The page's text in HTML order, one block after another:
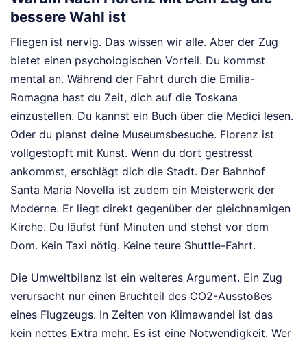
bessere Wahl ist
Fliegen ist nervig. Das wissen wir alle. Aber der Zug
bietet einen psychologischen Vorteil. Du kommst
mental an. Während der Fahrt durch die Emilia-
Romagna hast du Zeit, dich auf die Toskana
einzustellen. Du kannst ein Buch über die Medici lesen.
Oder du planst deine Museumsbesuche. Florenz ist
vollgestopft mit Kunst. Wenn du dort gestresst
ankommst, erschlägt dich die Stadt. Der Bahnhof
Santa Maria Novella ist zudem ein Meisterwerk der
Moderne. Er liegt direkt gegenüber der gleichnamigen
Kirche. Du läufst fünf Minuten und stehst vor dem
Dom. Kein Taxi nötig. Keine teure Shuttle-Fahrt.
Die Umweltbilanz ist ein weiteres Argument. Ein Zug
verursacht nur einen Bruchteil des CO2-Ausstoßes
eines Flugzeugs. In Zeiten von Klimawandel ist das
kein nettes Extra mehr. Es ist eine Notwendigkeit. Wer